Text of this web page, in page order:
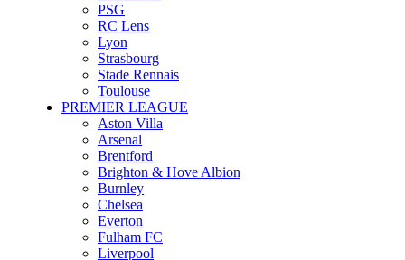
PSG
RC Lens
Lyon
Strasbourg
Stade Rennais
Toulouse
PREMIER LEAGUE
Aston Villa
Arsenal
Brentford
Brighton & Hove Albion
Burnley
Chelsea
Everton
Fulham FC
Liverpool